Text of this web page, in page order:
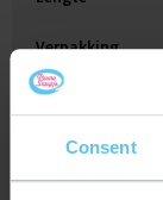
Consent
Verpakking